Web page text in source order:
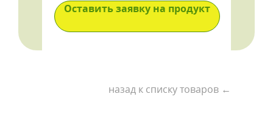
Оставить заявку на продукт
назад к списку товаров ←